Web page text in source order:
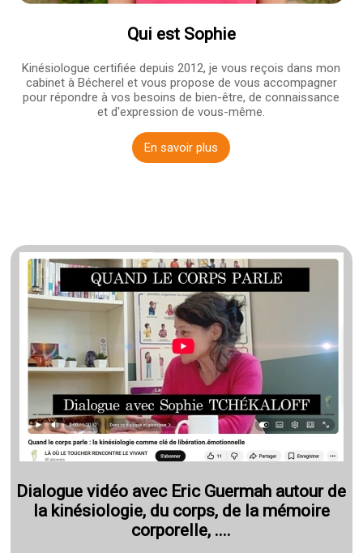
Qui est Sophie
Kinésiologue certifiée depuis 2012, je vous reçois dans mon
cabinet à Bécherel et vous propose de vous accompagner
pour répondre à vos besoins de bien-être, de connaissance
et d'expression de vous-même.
En savoir plus
Dialogue vidéo avec Eric Guermah autour de
la kinésiologie, du corps, de la mémoire
corporelle, ....